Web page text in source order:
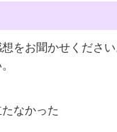
をお聞かせくださ
なかった